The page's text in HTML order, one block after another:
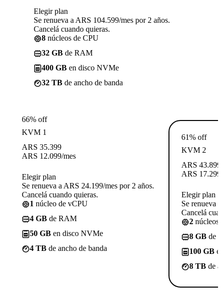
Elegir plan
Se renueva a ARS 104.599/mes por 2 años.
Cancelá cuando quieras.
8 núcleos de CPU
32 GB de RAM
400 GB en disco NVMe
32 TB de ancho de banda
66% off
KVM 1
ARS 35.399
ARS 12.099/mes
Elegir plan
Se renueva a ARS 24.199/mes por 2 años.
Cancelá cuando quieras.
1 núcleo de vCPU
4 GB de RAM
50 GB en disco NVMe
4 TB de ancho de banda
61% off
KVM 2
ARS 43.899
ARS 17.299
Elegir plan
Se renueva
Cancelá
2 núcleos
8 GB de
100 GB
8 TB de